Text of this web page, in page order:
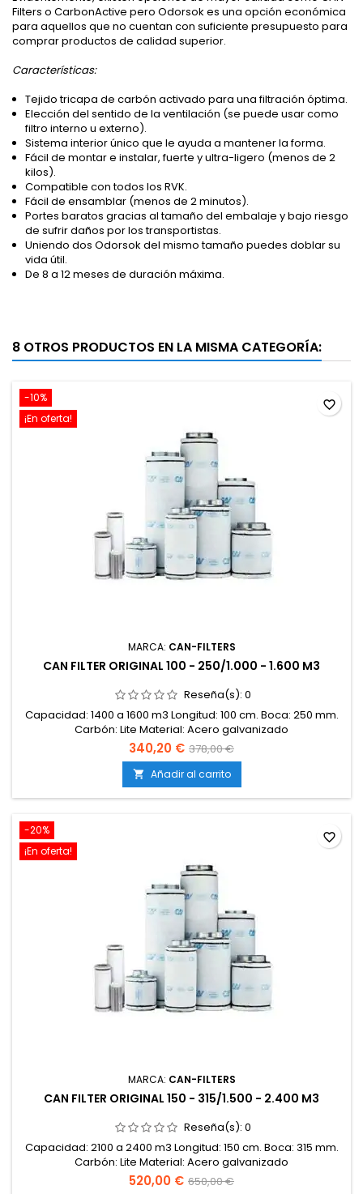
Filters o CarbonActive pero Odorsok es una opción económica
para aquellos que no cuentan con suficiente presupuesto para
comprar productos de calidad superior.
Características:
Tejido tricapa de carbón activado para una filtración óptima.
Elección del sentido de la ventilación (se puede usar como
filtro interno u externo).
Sistema interior único que le ayuda a mantener la forma.
Fácil de montar e instalar, fuerte y ultra-ligero (menos de 2
kilos).
Compatible con todos los RVK.
Fácil de ensamblar (menos de 2 minutos).
Portes baratos gracias al tamaño del embalaje y bajo riesgo
de sufrir daños por los transportistas.
Uniendo dos Odorsok del mismo tamaño puedes doblar su
vida útil.
De 8 a 12 meses de duración máxima.
8 OTROS PRODUCTOS EN LA MISMA CATEGORÍA:
-10%
¡En oferta!
MARCA: CAN-FILTERS
CAN FILTER ORIGINAL 100 - 250/1.000 - 1.600 M3
Reseña(s): 0
Capacidad: 1400 a 1600 m3 Longitud: 100 cm. Boca: 250 mm.
Carbón: Lite Material: Acero galvanizado
340,20 € 378,00 €
 Añadir al carrito
favorite_border
-20%
¡En oferta!
MARCA: CAN-FILTERS
CAN FILTER ORIGINAL 150 - 315/1.500 - 2.400 M3
Reseña(s): 0
Capacidad: 2100 a 2400 m3 Longitud: 150 cm. Boca: 315 mm.
Carbón: Lite Material: Acero galvanizado
520,00 € 650,00 €
favorite_border